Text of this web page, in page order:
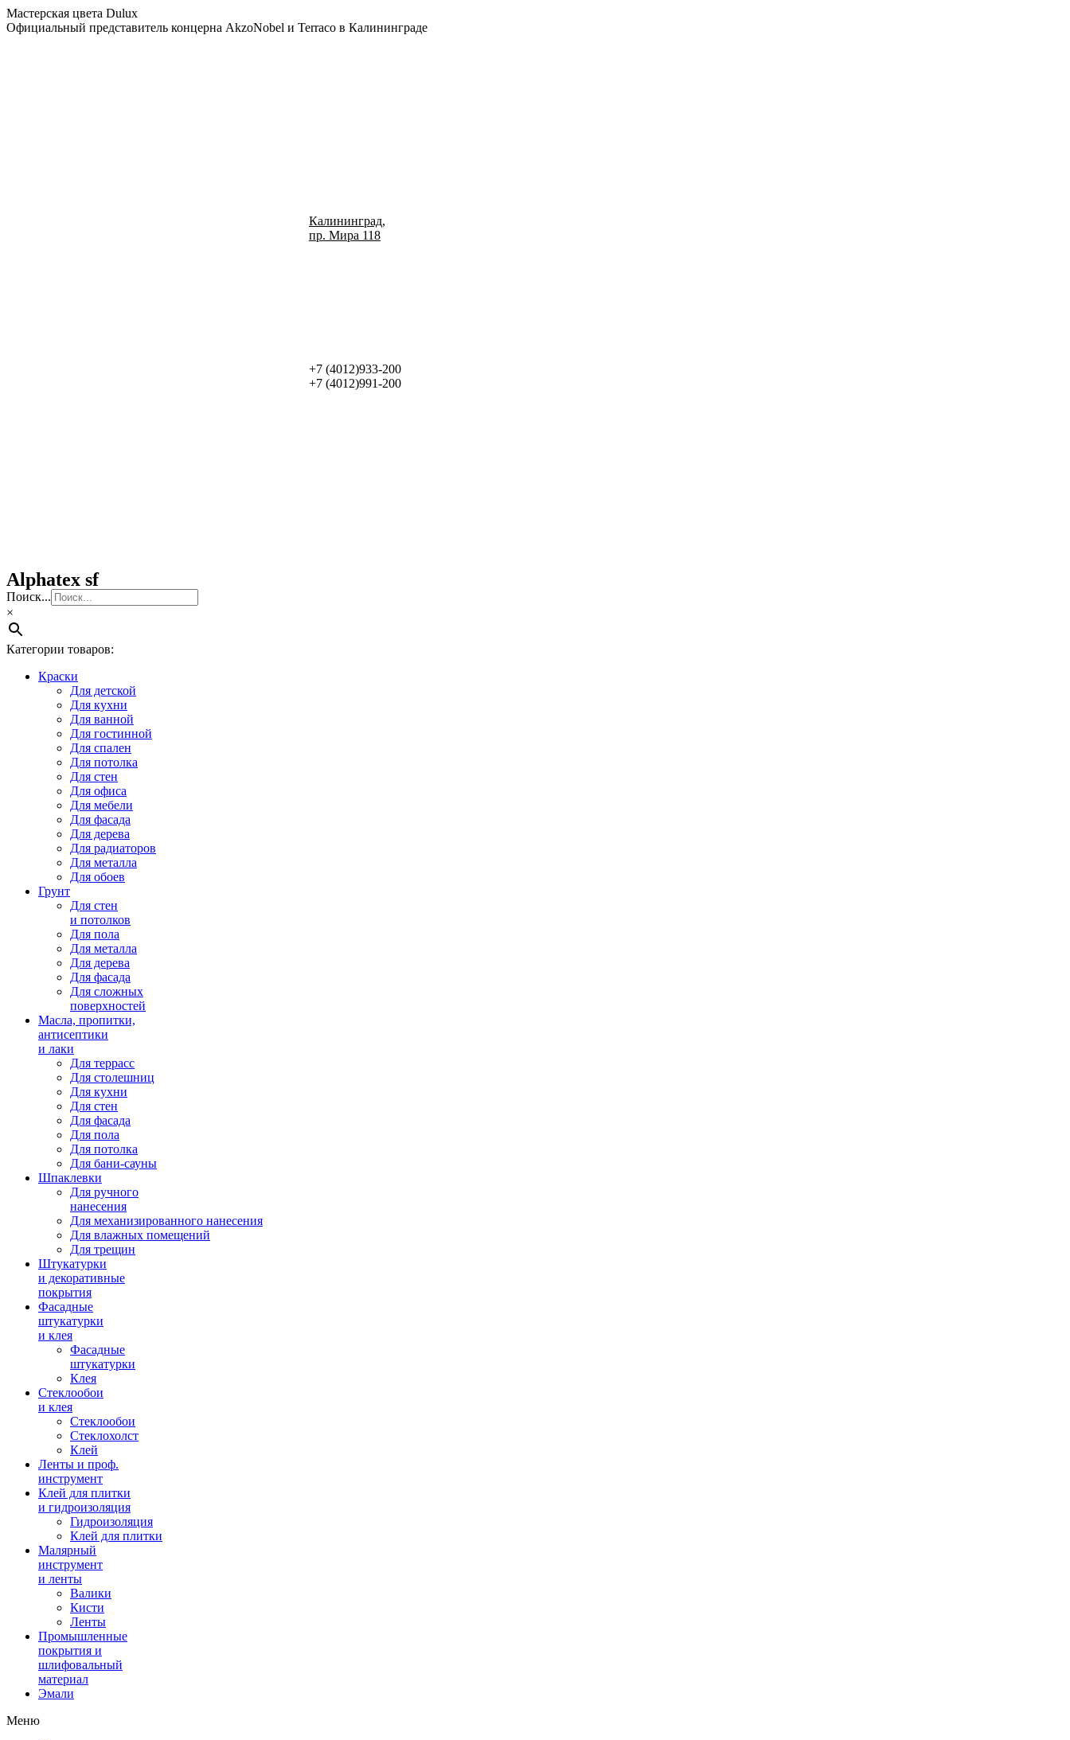
Мастерская цвета Dulux
Официальный представитель концерна AkzoNobel и Terraco в Калининграде
Калининград,
пр. Мира 118
+7 (4012)933-200
+7 (4012)991-200
Alphatex sf
Поиск...
×
Категории товаров:
Краски
Для детской
Для кухни
Для ванной
Для гостинной
Для спален
Для потолка
Для стен
Для офиса
Для мебели
Для фасада
Для дерева
Для радиаторов
Для металла
Для обоев
Грунт
Для стен
и потолков
Для пола
Для металла
Для дерева
Для фасада
Для сложных
поверхностей
Масла, пропитки,
антисептики
и лаки
Для террасс
Для столешниц
Для кухни
Для стен
Для фасада
Для пола
Для потолка
Для бани-сауны
Шпаклевки
Для ручного
нанесения
Для механизированного нанесения
Для влажных помещений
Для трещин
Штукатурки
и декоративные
покрытия
Фасадные
штукатурки
и клея
Фасадные
штукатурки
Клея
Стеклообои
и клея
Стеклообои
Стеклохолст
Клей
Ленты и проф.
инструмент
Клей для плитки
и гидроизоляция
Гидроизоляция
Клей для плитки
Малярный
инструмент
и ленты
Валики
Кисти
Ленты
Промышленные
покрытия и
шлифовальный
материал
Эмали
Меню